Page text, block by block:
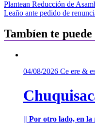
Navegación
de
entradas
Plantean Reducción de
Leaño ante pedido de
Tambíen te
04/08/2026 Ce ere &
|| Por otro lado, en